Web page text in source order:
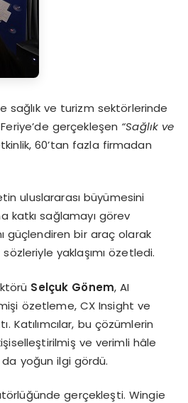
sağlık ve turizm sektörlerinde
gerçekleşen “Sağlık ve
60’tan fazla firmadan
uluslararası büyümesini
katkı sağlamayı görev
güçlendiren bir araç olarak
yaklaşımı özetledi.
Selçuk Gönem, AI
özetleme, CX Insight ve
bu çözümlerin
ve verimli hâle
yoğun ilgi gördü.
gerçekleşti. Wingie